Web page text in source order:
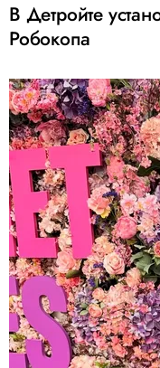
В Детройте
Робокопа